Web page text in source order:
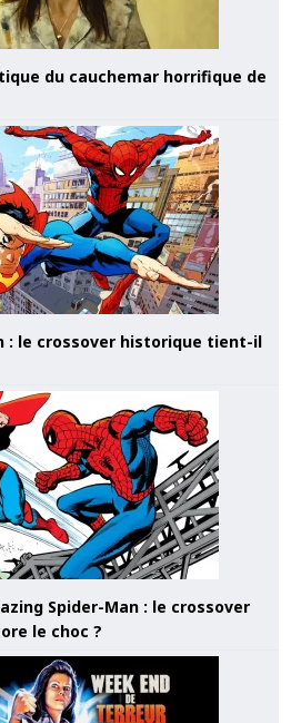
du cauchemar horrifique de
: le crossover historique tient-il
Spider-Man : le crossover
le choc ?